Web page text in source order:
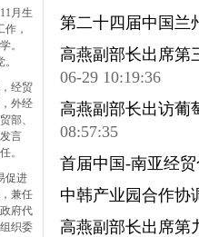
月生
，
。
经贸
外经
部、
言
。
促进
兼任
府代
织委
第二十四届中国兰
高燕副部长出席第
06-29 10:19:36
高燕副部长出访葡
08:57:35
首届中国-南亚经
中韩产业园合作协
高燕副部长出席第